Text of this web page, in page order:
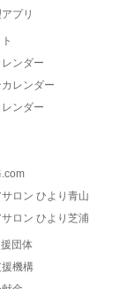
プリ
ンダー
レンダー
ンダー
.com
ロン ひより青山
ロン ひより芝浦
団体
機構